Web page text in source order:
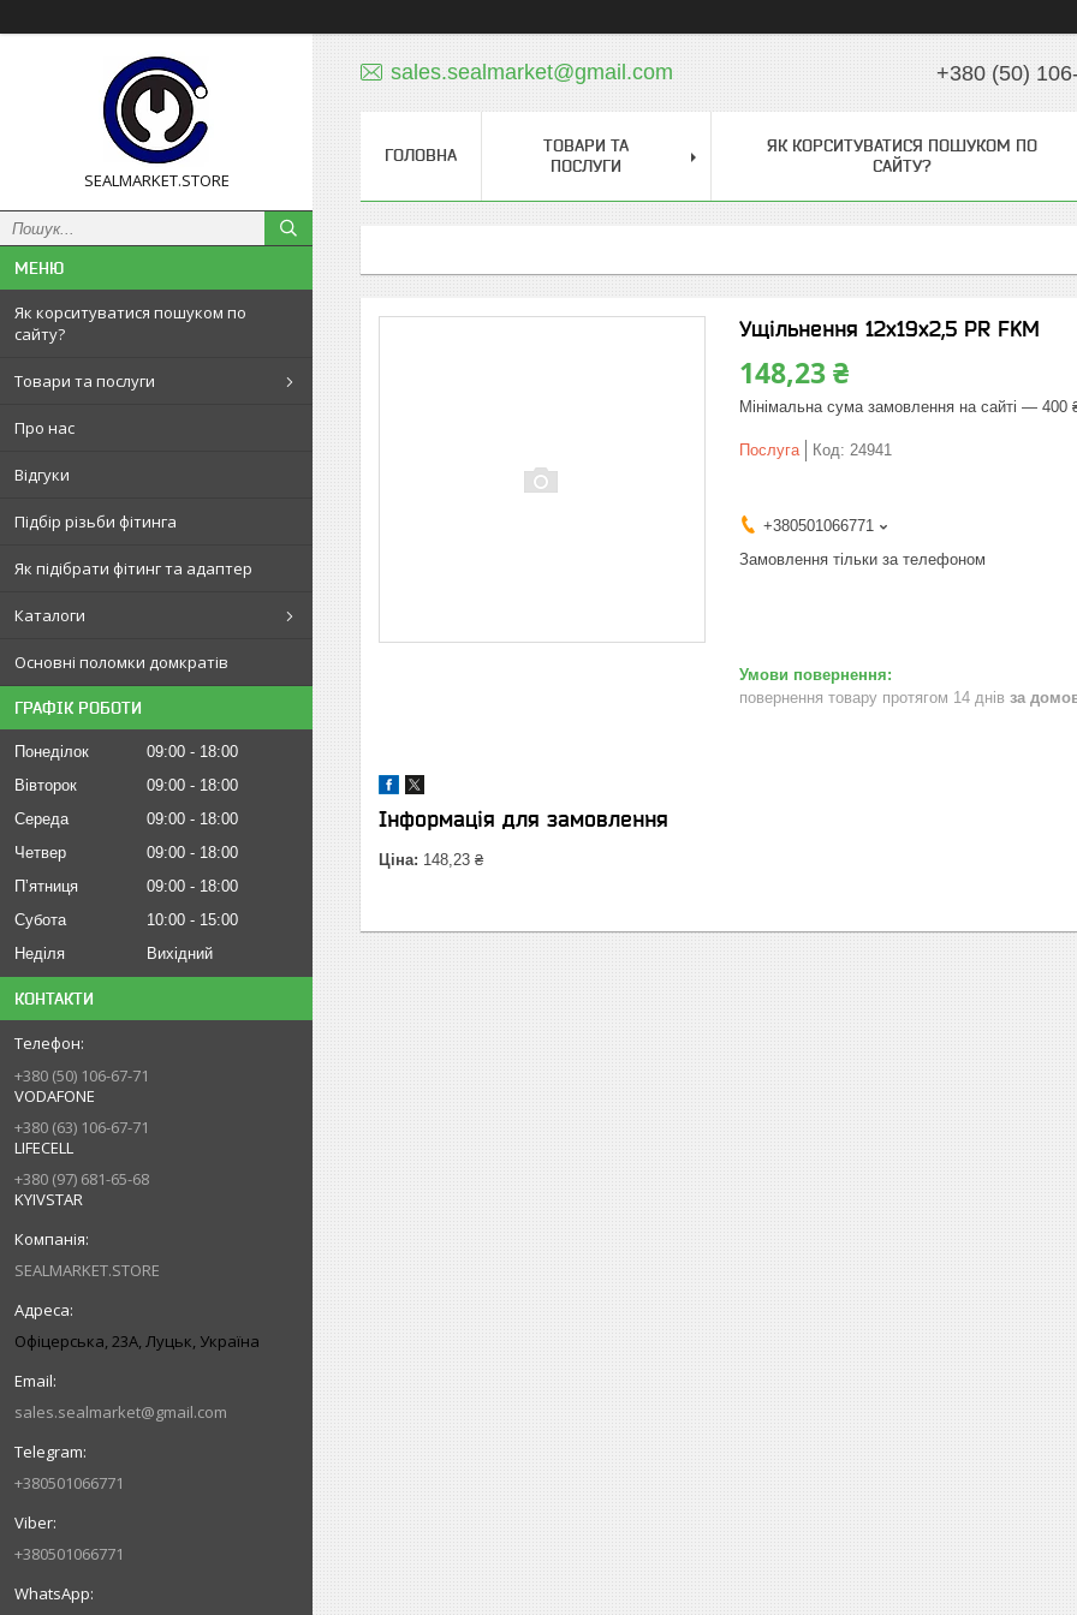
SEALMARKET.STORE
Як корситуватися пошуком по
сайту?
Товари та послуги
Про нас
Відгуки
Підбір різьби фітинга
Як підібрати фітинг та адаптер
Каталоги
Основні поломки домкратів
ГРАФІК РОБОТИ
Понеділок 09:00
18:00
Вівторок
09:00
18:00
Середа
09:00
18:00
Четвер
09:00
18:00
Пʼятниця
09:00
18:00
Субота
10:00
15:00
Неділя
Вихідний
КОНТАКТИ
+380 (50) 106-67-71
VODAFONE
+380 (63) 106-67-71
LIFECELL
+380 (97) 681-65-68
KYIVSTAR
SEALMARKET.STORE
Офіцерська, 23А, Луцьк, Україна
sales.sealmarket@gmail.com
+380501066771
+380501066771
sales.sealmarket@gmail.com +380 (50)
ГОЛОВНА
ТОВАРИ ТА
ПОСЛУГИ
ЯК КОРСИТУВАТИСЯ ПОШУКОМ ПО
САЙТУ?
Ущільнення 12х19х2,5 PR FKM
148,23 ₴
Мінімальна сума замовлення на сайті — 400
Послуга Код: 24941
+380501066771
Замовлення тільки за телефоном
повернення товару протягом 14 днів за
Інформація для замовлення
Ціна: 148,23 ₴